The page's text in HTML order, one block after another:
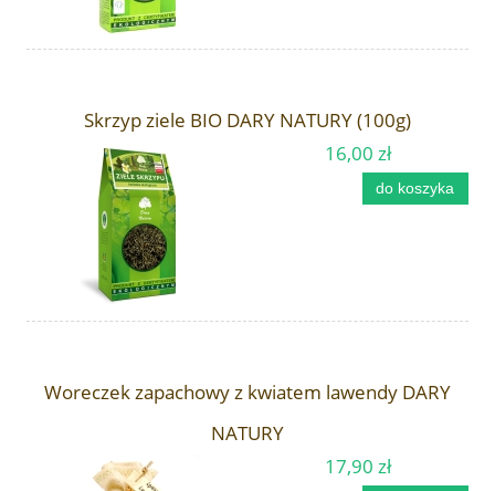
Skrzyp ziele BIO DARY NATURY (100g)
16,00 zł
do koszyka
Woreczek zapachowy z kwiatem lawendy DARY
NATURY
17,90 zł